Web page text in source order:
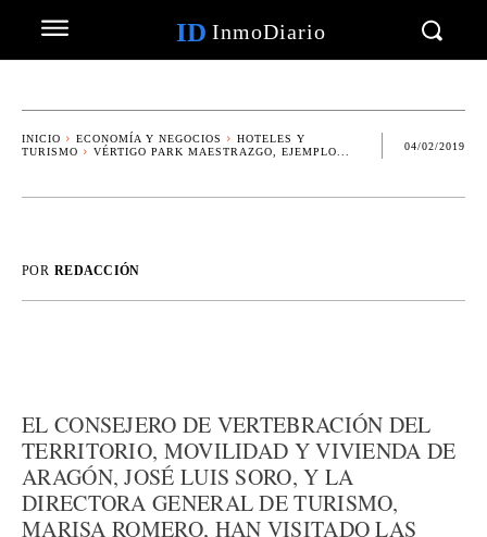
ID InmoDiario
INICIO ECONOMÍA Y NEGOCIOS
HOTELES Y
TURISMO
VÉRTIGO PARK MAESTRAZGO, EJEMPLO...
04/02/2019
POR REDACCIÓN
EL CONSEJERO DE VERTEBRACIÓN DEL
TERRITORIO, MOVILIDAD Y VIVIENDA DE
ARAGÓN, JOSÉ LUIS SORO, Y LA
DIRECTORA GENERAL DE TURISMO,
MARISA ROMERO, HAN VISITADO LAS